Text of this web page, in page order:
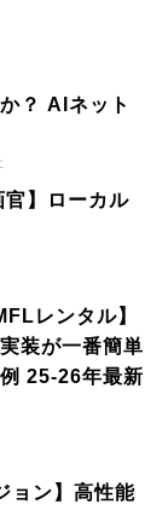
？ AIネット
官】ローカル
レンタル】
装が一番簡単
25-26年最新
ョン】高性能